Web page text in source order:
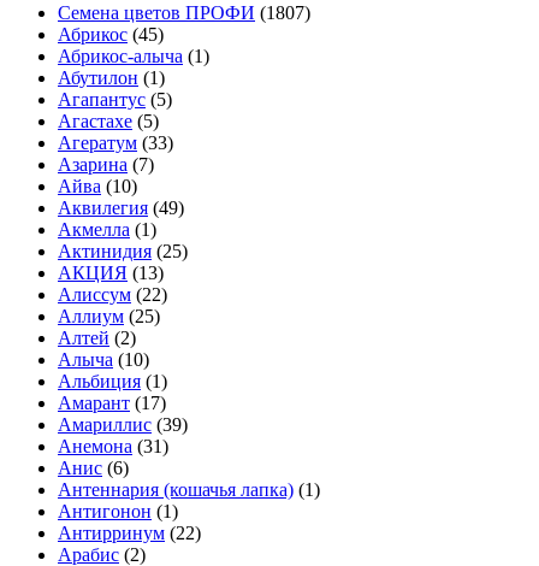
Cемена цветов ПРОФИ (1807)
Абрикос (45)
Абрикос-алыча (1)
Абутилон (1)
Агапантус (5)
Агастахе (5)
Агератум (33)
Азарина (7)
Айва (10)
Аквилегия (49)
Акмелла (1)
Актинидия (25)
АКЦИЯ (13)
Алиссум (22)
Аллиум (25)
Алтей (2)
Алыча (10)
Альбиция (1)
Амарант (17)
Амариллис (39)
Анемона (31)
Анис (6)
Антеннария (кошачья лапка) (1)
Антигонон (1)
Антирринум (22)
Арабис (2)